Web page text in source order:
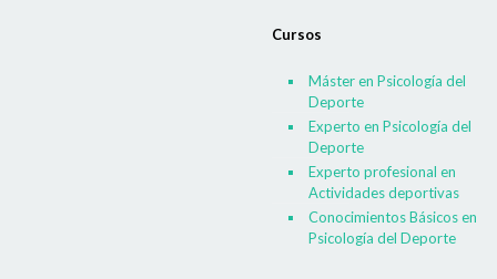
Cursos
Máster en Psicología del
Deporte
Experto en Psicología del
Deporte
Experto profesional en
Actividades deportivas
Conocimientos Básicos en
Psicología del Deporte